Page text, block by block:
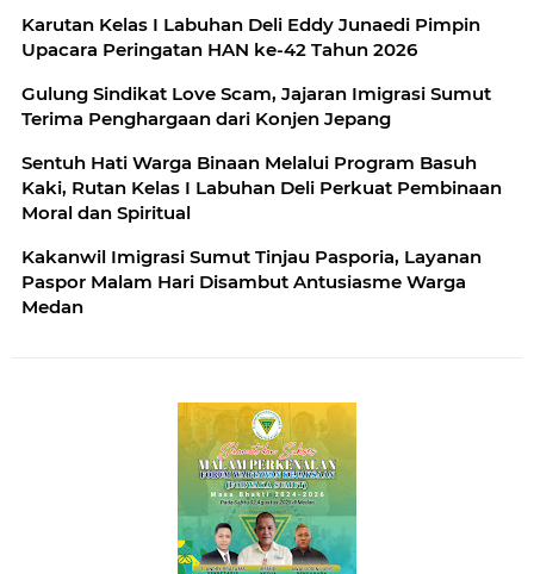
Karutan Kelas I Labuhan Deli Eddy Junaedi Pimpin
Upacara Peringatan HAN ke-42 Tahun 2026
Gulung Sindikat Love Scam, Jajaran Imigrasi Sumut
Terima Penghargaan dari Konjen Jepang
Sentuh Hati Warga Binaan Melalui Program Basuh
Kaki, Rutan Kelas I Labuhan Deli Perkuat Pembinaan
Moral dan Spiritual
Kakanwil Imigrasi Sumut Tinjau Pasporia, Layanan
Paspor Malam Hari Disambut Antusiasme Warga
Medan